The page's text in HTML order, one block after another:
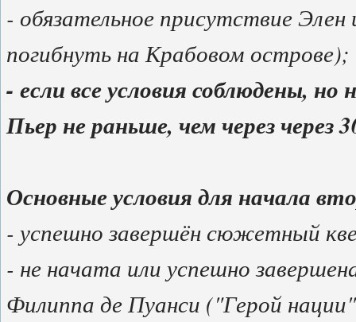
- обязательное присутствие
погибнуть на Крабовом острове);
- если все условия соблюдены,
Пьер не раньше, чем через через
Основные условия для начала
- успешно завершён сюжетный
- не начата или успешно
Филиппа де Пуанси ("Герой